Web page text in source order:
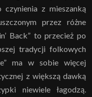
z mieszanką
przez różne
Back” to przecież po
tradycji folkowych
ma w sobie więcej
z większą dawką
niewiele łagodzą.